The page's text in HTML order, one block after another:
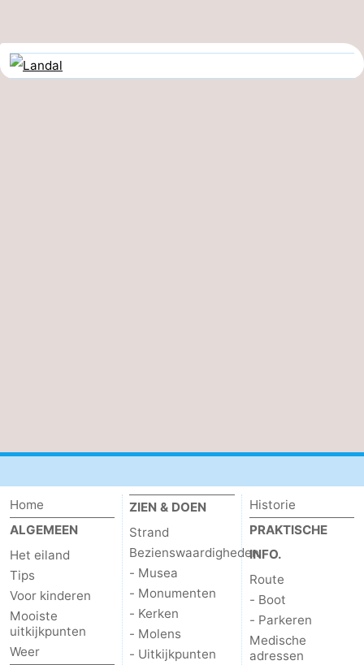
Home
ALGEMEEN
Het eiland
Tips
Voor kinderen
Mooiste
uitkijkpunten
Weer
ZIEN & DOEN
Strand
Bezienswaardigheden
- Musea
- Monumenten
- Kerken
- Molens
- Uitkijkpunten
Historie
PRAKTISCHE
INFO.
Route
- Boot
- Parkeren
Medische
adressen